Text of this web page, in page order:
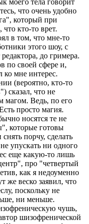
моего тела говорит
что очень удобно
который при
что кто-то врет.
в том, что мне-то
этого шоу, с
до гримера.
по своей сфере и,
ко мне интерес.
(вероятно, кто-то
сказал, что не
магом. Ведь, по его
просто магия.
носятся те не
которые готовы
порчу, сделать
упускать ни одного
еще какую-то лишь
про "четвертый
как я недоуменно
же веско заявил, что
поскольку не
ни меньше.
чушь,
шизофренической